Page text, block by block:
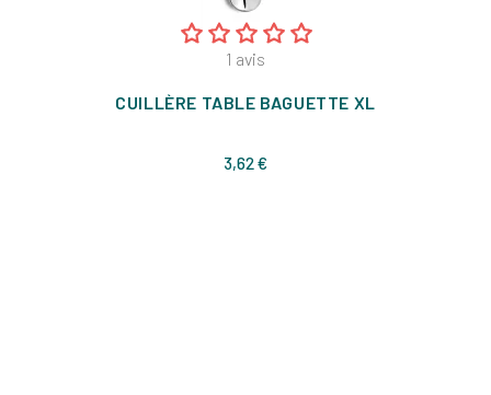
1 avis
CUILLÈRE TABLE BAGUETTE XL
3,62 €